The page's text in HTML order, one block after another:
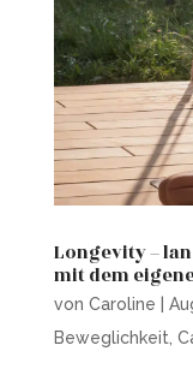
Longevity –
mit dem
von Caroline |
Beweglichkeit